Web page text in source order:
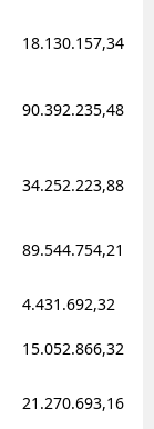
18.130.157,34
90.392.235,48
34.252.223,88
89.544.754,21
4.431.692,32
15.052.866,32
21.270.693,16